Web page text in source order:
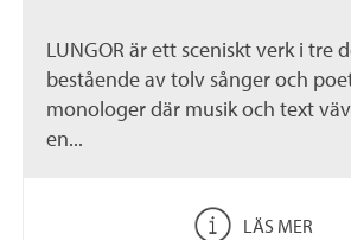
LUNGOR är ett sceniskt verk i tre
bestående av tolv sånger och
monologer där musik och text
en...
LÄS MER